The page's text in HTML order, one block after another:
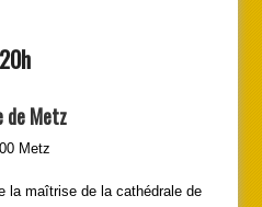
de Metz
Metz
la maîtrise de la cathédrale de